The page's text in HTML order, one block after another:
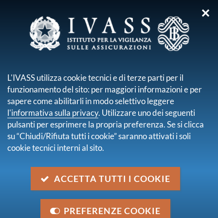
sei qui:
Provvedimenti amministrativi
Provvedimento n. 0208001 del 16 ottobre 2025
Provvedimento n. 0208001 del
16 ottobre 2025
Descrizione
Autorizzazione all'assunzione di una partecipazione
qualificata di concerto, mediante patto parasociale,
✕
L'IVASS utilizza cookie tecnici e di terze parti per il
funzionamento del sito: per maggiori informazioni e per
sapere come abilitarli in modo selettivo leggere
l'informativa sulla privacy. Utilizzare uno dei seguenti
pulsanti per esprimere la propria preferenza. Se si clicca
su “Chiudi/Rifiuta tutti i cookie” saranno attivati i soli
cookie tecnici interni al sito.
ACCETTA TUTTI I COOKIE
PREFERENZE COOKIE